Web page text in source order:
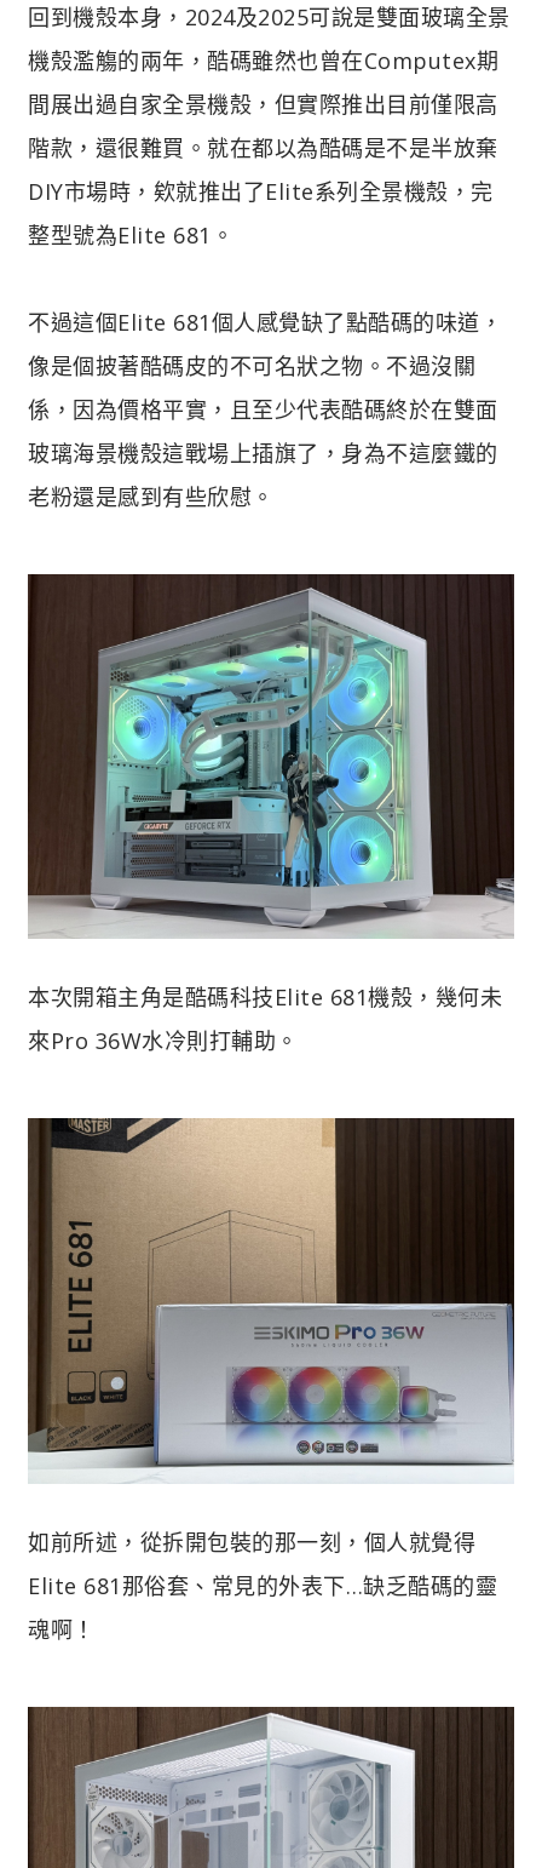
回到機殼本身，2024及2025可說是雙面玻璃全景
機殼濫觴的兩年，酷碼雖然也曾在Computex期
間展出過自家全景機殼，但實際推出目前僅限高
階款，還很難買。就在都以為酷碼是不是半放棄
DIY市場時，欸就推出了Elite系列全景機殼，完
整型號為Elite 681。
不過這個Elite 681個人感覺缺了點酷碼的味道，
像是個披著酷碼皮的不可名狀之物。不過沒關
係，因為價格平實，且至少代表酷碼終於在雙面
玻璃海景機殼這戰場上插旗了，身為不這麼鐵的
老粉還是感到有些欣慰。
本次開箱主角是酷碼科技Elite 681機殼，幾何未
來Pro 36W水冷則打輔助。
如前所述，從拆開包裝的那一刻，個人就覺得
Elite 681那俗套、常見的外表下…缺乏酷碼的靈
魂啊！